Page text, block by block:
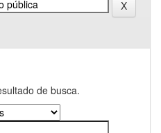
de busca.